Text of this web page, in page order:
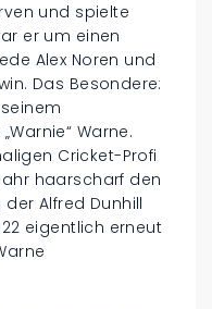
und spielte
er um einen
Alex Noren und
Das Besondere:
Warne.
Cricket-Profi
haarscharf den
Alfred Dunhill
eigentlich erneut